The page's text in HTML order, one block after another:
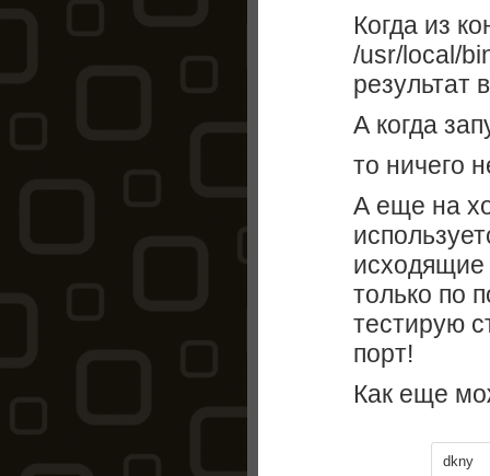
Когда из
/usr/local/
результат
А когда
то ничего
А еще на
только по
тестирую
порт!
Как еще
dkny